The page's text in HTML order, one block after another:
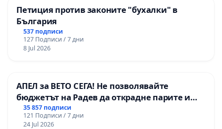
Петиция против законите "бухалки" в
България
537 подписи
127 Подписи / 7 дни
8 Jul 2026
АПЕЛ за ВЕТО СЕГА! Не позволявайте
бюджетът на Радев да открадне парите и
правата ни в тъмното
35 857 подписи
121 Подписи / 7 дни
24 Jul 2026